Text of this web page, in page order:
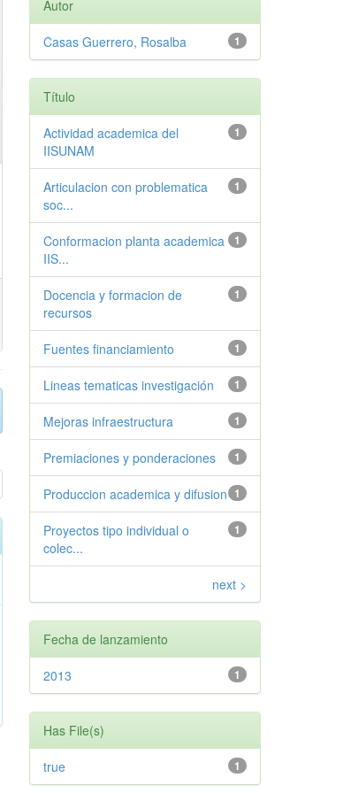
Autor
1
Casas Guerrero, Rosalba
Título
1
Actividad academica del
IISUNAM
1
Articulacion con problematica
soc...
1
Conformacion planta academica
IIS...
1
Docencia y formacion de
recursos
1
Fuentes financiamiento
1
Lineas tematicas investigación
1
Mejoras infraestructura
1
Premiaciones y ponderaciones
1
Produccion academica y difusion
1
Proyectos tipo individual o
colec...
next >
Fecha de lanzamiento
1
2013
Has File(s)
1
true